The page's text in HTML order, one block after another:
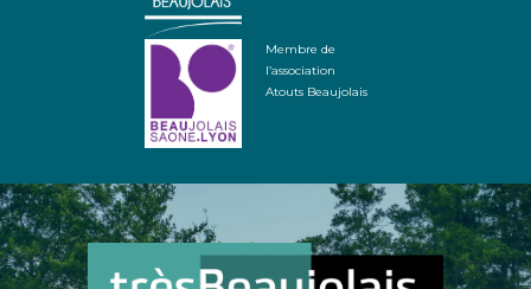
Membre de
l’association
Atouts Beaujolais